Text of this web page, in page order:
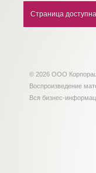
Страница
© 2026 ООО
Воспроизведение
Вся бизнес-